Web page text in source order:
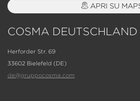
APRI SU
COSMA DEUTSCHLAND
Herforder Str. 69
33602 Bielefeld (DE)
de@gruppocosma.com